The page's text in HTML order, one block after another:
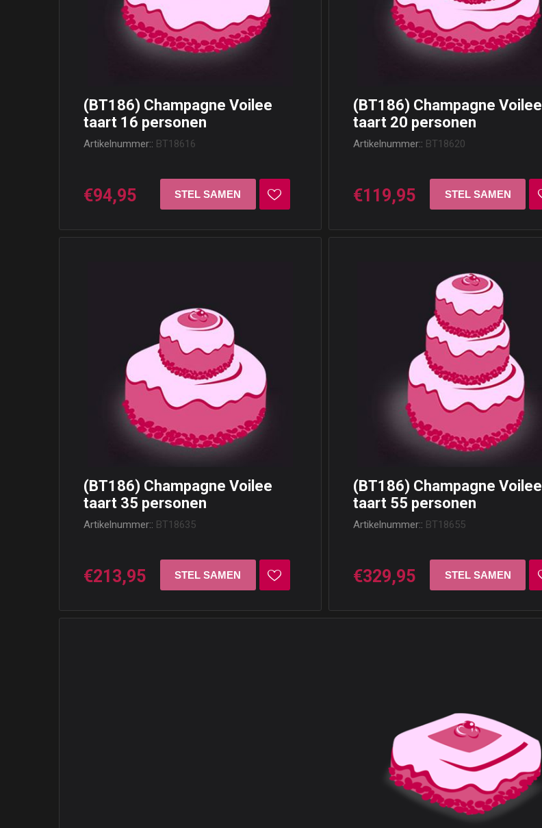
(BT186) Champagne Voilee
taart 16 personen
Artikelnummer:: BT18616
€94,95
(BT186) Champagne Voilee
taart 20 personen
Artikelnummer:: BT18620
€119,95
(BT186) Champagne Voilee
taart 35 personen
Artikelnummer:: BT18635
€213,95
(BT186) Champagne Voilee
taart 55 personen
Artikelnummer:: BT18655
€329,95